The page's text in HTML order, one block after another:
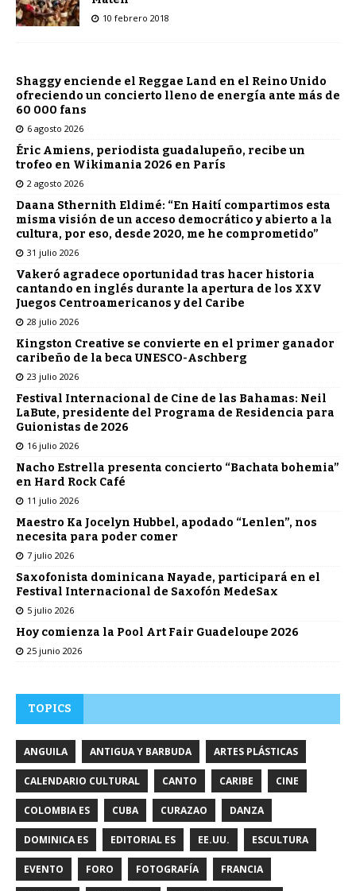
10 febrero 2018
Shaggy enciende el Reggae Land en el Reino Unido
ofreciendo un concierto lleno de energía ante más de
60 000 fans
6 agosto 2026
Éric Amiens, periodista guadalupeño, recibe un
trofeo en Wikimania 2026 en París
2 agosto 2026
Daana Sthernith Eldimé: “En Haití compartimos esta
misma visión de un acceso democrático y abierto a la
cultura, por eso, desde 2020, me he comprometido”
31 julio 2026
Vakeró agradece oportunidad tras hacer historia
cantando en inglés durante la apertura de los XXV
Juegos Centroamericanos y del Caribe
28 julio 2026
Kingston Creative se convierte en el primer ganador
caribeño de la beca UNESCO-Aschberg
23 julio 2026
Festival Internacional de Cine de las Bahamas: Neil
LaBute, presidente del Programa de Residencia para
Guionistas de 2026
16 julio 2026
Nacho Estrella presenta concierto “Bachata bohemia”
en Hard Rock Café
11 julio 2026
Maestro Ka Jocelyn Hubbel, apodado “Lenlen”, nos
necesita para poder comer
7 julio 2026
Saxofonista dominicana Nayade, participará en el
Festival Internacional de Saxofón MedeSax
5 julio 2026
Hoy comienza la Pool Art Fair Guadeloupe 2026
25 junio 2026
TOPICS
ANGUILA ANTIGUA Y BARBUDA ARTES PLÁSTICAS
CALENDARIO CULTURAL CANTO CARIBE CINE
COLOMBIA ES CUBA CURAZAO DANZA
DOMINICA ES EDITORIAL ES EE.UU. ESCULTURA
EVENTO FORO FOTOGRAFÍA FRANCIA